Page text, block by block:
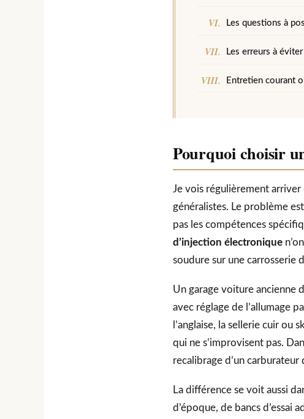
Les questions à
Les erreurs à
Entretien courant
Pourquoi choisir
Je vois régulièrement arriver
généralistes. Le problème
pas les compétences
d’injection électronique
soudure sur une carrosserie
Un garage voiture ancienne
avec réglage de l’allumage
l’anglaise, la sellerie cuir ou
qui ne s’improvisent pas.
recalibrage d’un
La différence se voit aussi
d’époque, de bancs d’essai